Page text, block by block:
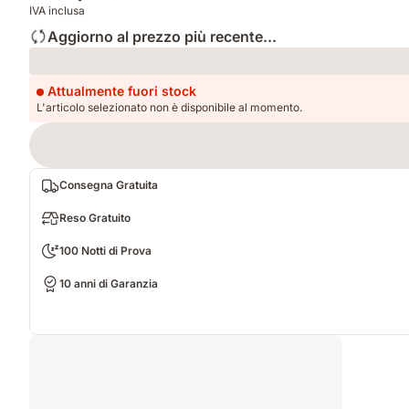
IVA inclusa
Aggiorno al prezzo più recente...
Loading
Attualmente fuori stock
L'articolo selezionato non è disponibile al momento.
Consegna Gratuita
Reso Gratuito
100 Notti di Prova
10 anni di Garanzia